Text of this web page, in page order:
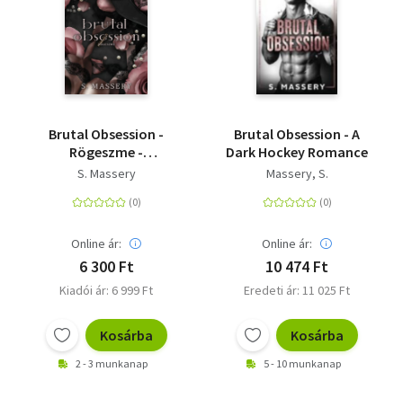
Történelem
Brutal Obsession -
Rögeszme -
(Különleges kiadás)
S. Massery
Online ár:
6 300 Ft
Kiadói ár: 6 999 Ft
Kosárba
2 - 3 munkanap
Brutal Obsession - A
Dark Hockey Romance
Massery, S.
Online ár:
10 474 Ft
Eredeti ár: 11 025 Ft
Kosárba
5 - 10 munkanap